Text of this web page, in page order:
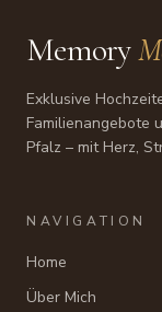
Memory
Exklusive
Familienangebote
Pfalz – mit Herz,
NAVIGATION
Home
Über Mich